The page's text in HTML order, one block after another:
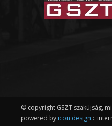
© copyright GSZT szakújság,
powered by icon design ::